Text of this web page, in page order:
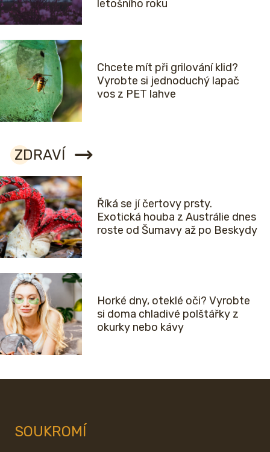
letošního roku
Chcete mít při grilování klid?
Vyrobte si jednoduchý lapač
vos z PET lahve
ZDRAVÍ
Říká se jí čertovy prsty.
Exotická houba z Austrálie dnes
roste od Šumavy až po Beskydy
Horké dny, oteklé oči? Vyrobte
si doma chladivé polštářky z
okurky nebo kávy
SOUKROMÍ